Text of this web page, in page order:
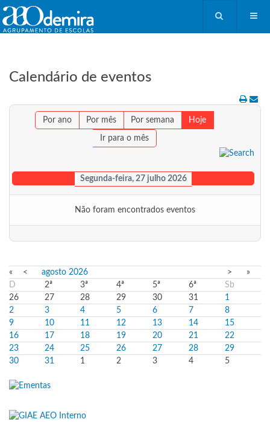
Calendário de eventos
Por ano Por mês Por semana Hoje
Ir para o mês
Segunda-feira, 27 julho 2026
Não foram encontrados eventos
« < agosto 2026 >
»
D
2ª 3ª 4ª 5ª 6ª
Sb
26
27 28 29 30 31
1
2
3 4 5 6 7
8
9
10 11 12 13 14
15
16
17 18 19 20 21
22
23
24 25 26 27 28
29
30
31 1 2 3 4 5